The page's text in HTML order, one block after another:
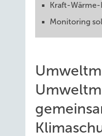
Kraft-
Monitoring